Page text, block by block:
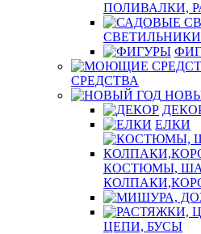
ПОЛИВАЛКИ,
СВЕТИЛЬНИКИ
СРЕДСТВА
ЕЛКИ
КОСТЮМЫ,
ЦЕПИ, БУСЫ